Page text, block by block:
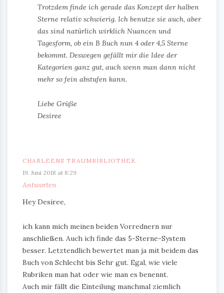
Trotzdem finde ich gerade das Konzept der halben
Sterne relativ schwierig. Ich benutze sie auch, aber
das sind natürlich wirklich Nuancen und
Tagesform, ob ein B Buch nun 4 oder 4,5 Sterne
bekommt. Deswegen gefällt mir die Idee der
Kategorien ganz gut, auch wenn man dann nicht
mehr so fein abstufen kann.
Liebe Grüße
Desiree
CHARLEENS TRAUMBIBLIOTHEK
19. Juni 2018 at 8:29
Antworten
Hey Desiree,
ich kann mich meinen beiden Vorrednern nur
anschließen. Auch ich finde das 5-Sterne-System
besser. Letztendlich bewertet man ja mit beidem das
Buch von Schlecht bis Sehr gut. Egal, wie viele
Rubriken man hat oder wie man es benennt.
Auch mir fällt die Einteilung manchmal ziemlich